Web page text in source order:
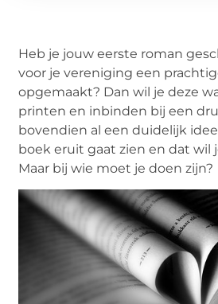
Heb je jouw eerste roman
voor je vereniging een
opgemaakt? Dan wil je deze
printen en inbinden bij een
bovendien al een duidelijk
boek eruit gaat zien en dat wil
Maar bij wie moet je doen zijn?